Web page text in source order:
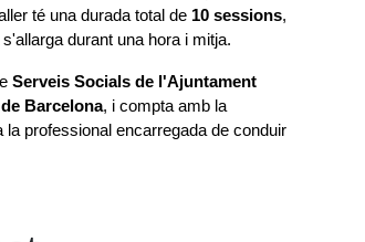
té una durada total de 10 sessions,
durant una hora i mitja.
Serveis Socials de l'Ajuntament
Barcelona, i compta amb la
la professional encarregada de conduir